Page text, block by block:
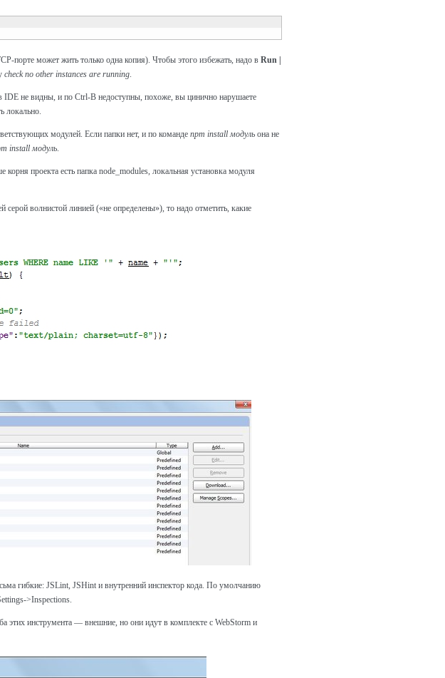
порте может жить только одна копия). Чтобы этого избежать, надо в Run |
check no other instances are running.
IDE не видны, и по Ctrl-B недоступны, похоже, вы цинично нарушаете
локально.
модулей. Если папки нет, и по команде npm install модуль она не
install модуль.
проекта есть папка node_modules, локальная установка модуля
волнистой линией («не определены»), то надо отметить, какие
гибкие: JSLint, JSHint и внутренний инспектор кода. По умолчанию
>Inspections.
этих инструмента — внешние, но они идут в комплекте с WebStorm и